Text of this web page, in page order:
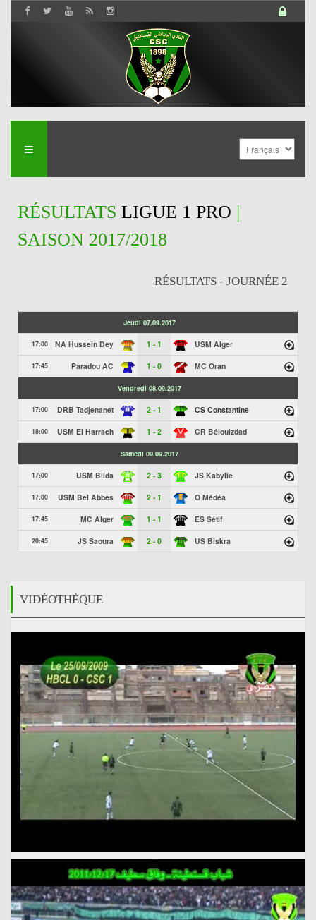
RÉSULTATS LIGUE 1 PRO |
SAISON 2017/2018
RÉSULTATS - JOURNÉE 2
Jeudi 07.09.2017
17:00 NA Hussein Dey 1 - 1 USM Alger
17:45 Paradou AC 1 - 0 MC Oran
Vendredi 08.09.2017
17:00 DRB Tadjenanet 2 - 1 CS Constantine
18:00 USM El Harrach 1 - 2 CR Bélouizdad
Samedi 09.09.2017
17:00 USM Blida 2 - 3 JS Kabylie
17:00 USM Bel Abbes 2 - 1 O Médéa
17:45 MC Alger 1 - 1 ES Sétif
20:45 JS Saoura 2 - 0 US Biskra
VIDÉOTHÈQUE